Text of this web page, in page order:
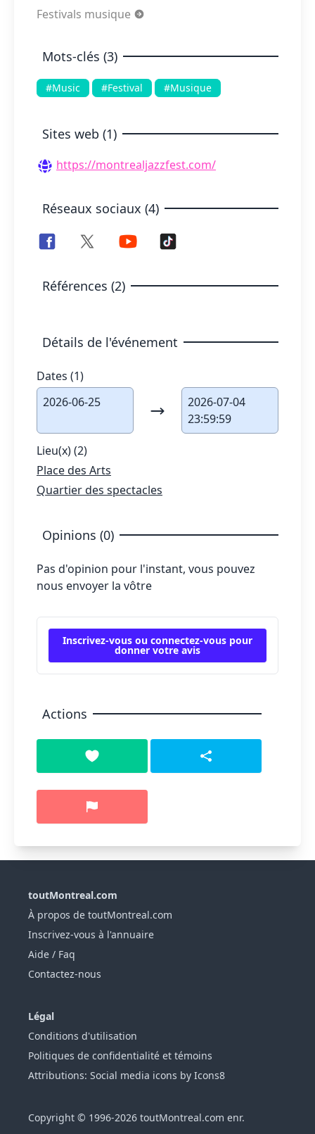
Festivals musique
Mots-clés (3)
#Music #Festival #Musique
Sites web (1)
https://montrealjazzfest.com/
Réseaux sociaux (4)
Références (2)
Détails de l'événement
Dates (1)
2026-06-25
2026-07-04
23:59:59
Lieu(x) (2)
Place des Arts
Quartier des spectacles
Opinions (0)
Pas d'opinion pour l'instant, vous pouvez
nous envoyer la vôtre
Inscrivez-vous ou connectez-vous pour
donner votre avis
Actions
toutMontreal.com
À propos de toutMontreal.com
Inscrivez-vous à l'annuaire
Aide / Faq
Contactez-nous
Légal
Conditions d'utilisation
Politiques de confidentialité et témoins
Attributions: Social media icons by Icons8
Copyright © 1996-2026 toutMontreal.com enr.